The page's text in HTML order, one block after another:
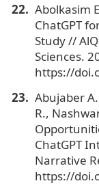
Abolkasim
ChatGPT
Study //
Sciences.
https://
Abujaber
R.,
ChatGPT
Narrative
https://